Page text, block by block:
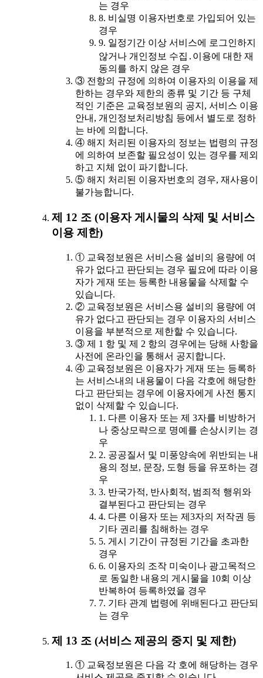
는 경우
8. 비실명 이용자번호로 가입되어 있는
경우
9. 일정기간 이상 서비스에 로그인하지
않거나 개인정보 수집․이용에 대한 재
동의를 하지 않은 경우
③ 전항의 규정에 의하여 이용자의 이용을 제
한하는 경우와 제한의 종류 및 기간 등 구체
적인 기준은 교육정보원의 공지, 서비스 이용
안내, 개인정보처리방침 등에서 별도로 정하
는 바에 의합니다.
④ 해지 처리된 이용자의 정보는 법령의 규정
에 의하여 보존할 필요성이 있는 경우를 제외
하고 지체 없이 파기합니다.
⑤ 해지 처리된 이용자번호의 경우, 재사용이
불가능합니다.
제 12 조 (이용자 게시물의 삭제 및 서비스
이용 제한)
① 교육정보원은 서비스용 설비의 용량에 여
유가 없다고 판단되는 경우 필요에 따라 이용
자가 게재 또는 등록한 내용물을 삭제할 수
있습니다.
② 교육정보원은 서비스용 설비의 용량에 여
유가 없다고 판단되는 경우 이용자의 서비스
이용을 부분적으로 제한할 수 있습니다.
③ 제 1 항 및 제 2 항의 경우에는 당해 사항을
사전에 온라인을 통해서 공지합니다.
④ 교육정보원은 이용자가 게재 또는 등록하
는 서비스내의 내용물이 다음 각호에 해당한
다고 판단되는 경우에 이용자에게 사전 통지
없이 삭제할 수 있습니다.
1. 다른 이용자 또는 제 3자를 비방하거
나 중상모략으로 명예를 손상시키는 경
우
2. 공공질서 및 미풍양속에 위반되는 내
용의 정보, 문장, 도형 등을 유포하는 경
우
3. 반국가적, 반사회적, 범죄적 행위와
결부된다고 판단되는 경우
4. 다른 이용자 또는 제3자의 저작권 등
기타 권리를 침해하는 경우
5. 게시 기간이 규정된 기간을 초과한
경우
6. 이용자의 조작 미숙이나 광고목적으
로 동일한 내용의 게시물을 10회 이상
반복하여 등록하였을 경우
7. 기타 관계 법령에 위배된다고 판단되
는 경우
제 13 조 (서비스 제공의 중지 및 제한)
① 교육정보원은 다음 각 호에 해당하는 경우